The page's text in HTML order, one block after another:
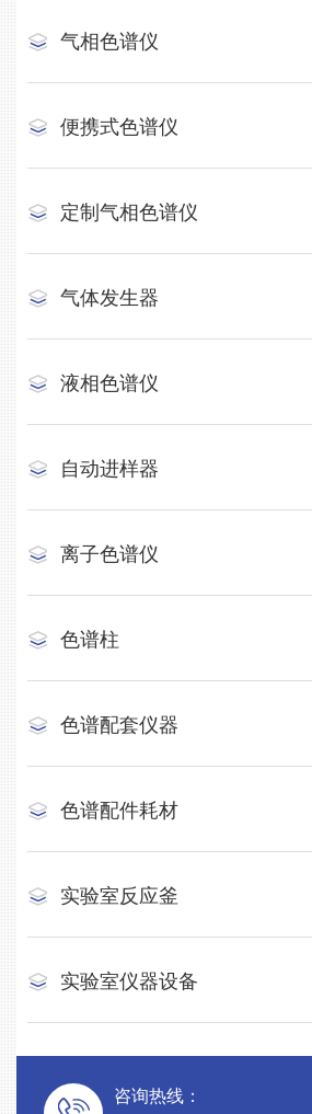
气相色谱仪
便携式色谱仪
定制气相色谱仪
气体发生器
液相色谱仪
自动进样器
离子色谱仪
色谱柱
色谱配套仪器
色谱配件耗材
实验室反应釜
实验室仪器设备
咨询热线：